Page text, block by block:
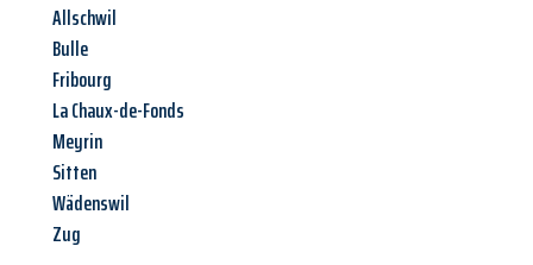
Allschwil
Bulle
Fribourg
La Chaux-de-Fonds
Meyrin
Sitten
Wädenswil
Zug